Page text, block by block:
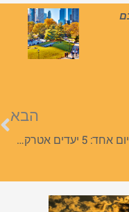
הבא
טיול ליום אחד: 5 יעדים אטרקטיביים במיוחד!